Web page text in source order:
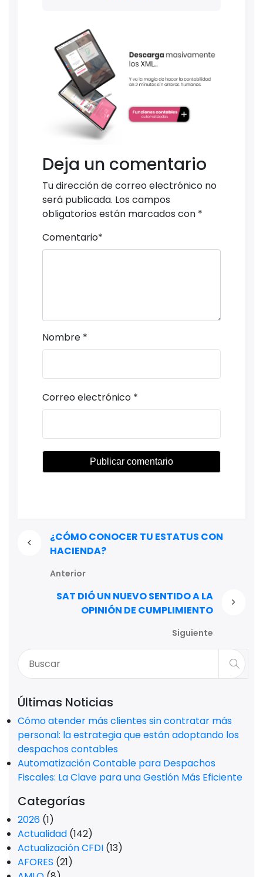
Deja un comentario
Tu dirección de correo electrónico no
será publicada. Los campos
obligatorios están marcados con *
Comentario*
Nombre *
Correo electrónico *
¿CÓMO CONOCER TU ESTATUS CON
HACIENDA?
Anterior
SAT DIÓ UN NUEVO SENTIDO A LA
OPINIÓN DE CUMPLIMIENTO
Siguiente
Últimas Noticias
Cómo atender más clientes sin contratar más
personal: la estrategia que están adoptando los
despachos contables
Automatización Contable para Despachos
Fiscales: La Clave para una Gestión Más Eficiente
Categorías
2026 (1)
Actualidad (142)
Actualización CFDI (13)
AFORES (21)